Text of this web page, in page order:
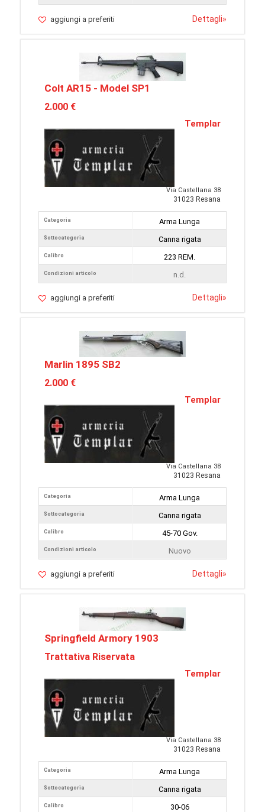
aggiungi a preferiti Dettagli»
Colt AR15 - Model SP1
2.000 €
Templar
Via Castellana 38
31023 Resana
Categoria
Sottocategoria
Calibro
Condizioni articolo
Arma Lunga
Canna rigata
223 REM.
n.d.
aggiungi a preferiti Dettagli»
Marlin 1895 SB2
2.000 €
Templar
Via Castellana 38
31023 Resana
Categoria
Sottocategoria
Calibro
Condizioni articolo
Arma Lunga
Canna rigata
45-70 Gov.
Nuovo
aggiungi a preferiti Dettagli»
Springfield Armory 1903
Trattativa Riservata
Templar
Via Castellana 38
31023 Resana
Categoria
Sottocategoria
Calibro
Arma Lunga
Canna rigata
30-06